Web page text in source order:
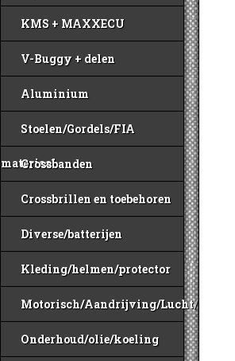
KMS + MAXXECU
V-Buggy + delen
Aluminium
Stoelen/Gordels/FIA
materiaal
Crossbanden
Crossbrillen en toebehoren
Diverse/batterijen
Kleding/helmen/protector
Motorisch/Aandrijving/Lucht/
Onderhoud/olie/koeling